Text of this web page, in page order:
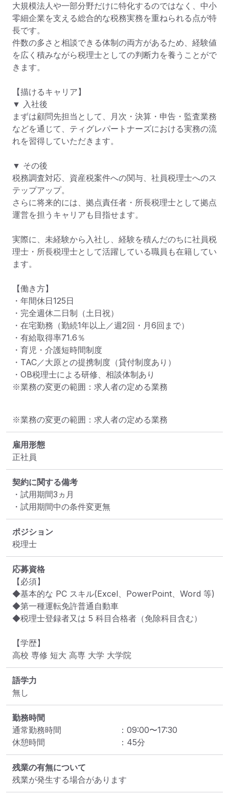
大規模法人や一部分野だけに特化するのではなく、中小
零細企業を支える総合的な税務実務を重ねられる点が特
長です。
件数の多さと相談できる体制の両方があるため、経験値
を広く積みながら税理士としての判断力を養うことがで
きます。
【描けるキャリア】
▼ 入社後
まずは顧問先担当として、月次・決算・申告・監査業務
などを通じて、ティグレパートナーズにおける実務の流
れを習得していただきます。
▼ その後
税務調査対応、資産税案件への関与、社員税理士へのス
テップアップ。
さらに将来的には、拠点責任者・所長税理士として拠点
運営を担うキャリアも目指せます。
実際に、未経験から入社し、経験を積んだのちに社員税
理士・所長税理士として活躍している職員も在籍してい
ます。
【働き方】
・年間休日125日
・完全週休二日制（土日祝）
・在宅勤務（勤続1年以上／週2回・月6回まで）
・有給取得率71.6％
・育児・介護短時間制度
・TAC／大原との提携制度（貸付制度あり）
・OB税理士による研修、相談体制あり
※業務の変更の範囲：求人者の定める業務
※業務の変更の範囲：求人者の定める業務
雇用形態
正社員
契約に関する備考
・試用期間3ヵ月
・試用期間中の条件変更無
ポジション
税理士
応募資格
【必須】
◆基本的な PC スキル(Excel、PowerPoint、Word 等)
◆第一種運転免許普通自動車
◆税理士登録者又は 5 科目合格者（免除科目含む）
【学歴】
語学力
無し
勤務時間
通常勤務時間
： 09:00〜17:30
休憩時間
： 45分
残業の有無について
残業が発生する場合があります